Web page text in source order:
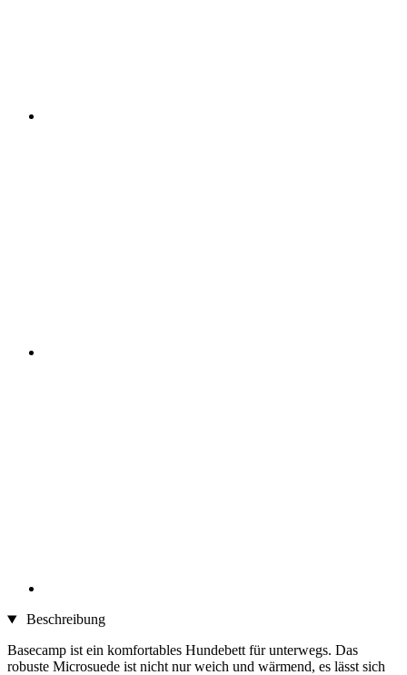
Beschreibung
Basecamp ist ein komfortables Hundebett für unterwegs. Das
robuste Microsuede ist nicht nur weich und wärmend, es lässt sich